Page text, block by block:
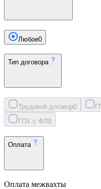
Любое0
Тип договора
Трудовой договор0
ГПХ с ФЛ 0
Оплата
Оплата межвахты